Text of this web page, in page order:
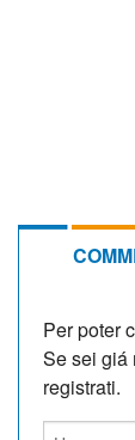
Per poter
Se sei giá
registrati.